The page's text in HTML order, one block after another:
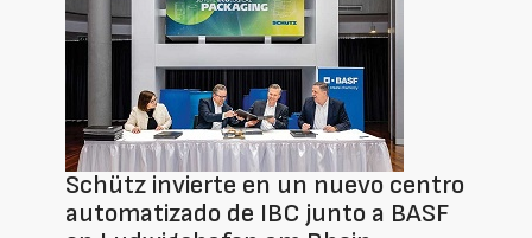
Schütz invierte en un nuevo centro
automatizado de IBC junto a BASF